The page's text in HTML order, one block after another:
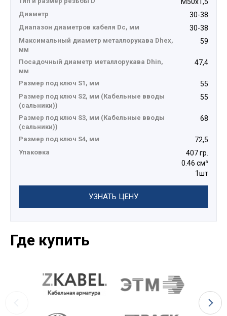
Диаметр 30-38
Диапазон диаметров кабеля Dc, мм 30-38
Максимальный диаметр металлорукава Dhex,
мм
59
Посадочный диаметр металлорукава Dhin,
мм
47,4
Размер под ключ S1, мм 55
Размер под ключ S2, мм (Кабельные вводы
(сальники))
55
Размер под ключ S3, мм (Кабельные вводы
(сальники))
68
Размер под ключ S4, мм 72,5
Упаковка
407 гр.
0.46 см³
1шт
УЗНАТЬ ЦЕНУ
Где купить